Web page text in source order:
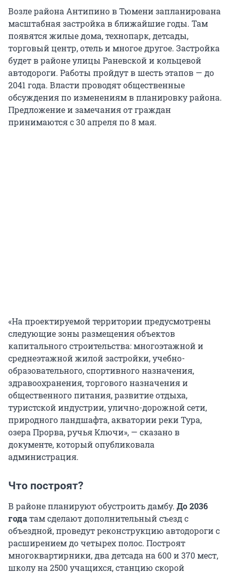
Возле района Антипино в Тюмени запланирована
масштабная застройка в ближайшие годы. Там
появятся жилые дома, технопарк, детсады,
торговый центр, отель и многое другое. Застройка
будет в районе улицы Раневской и кольцевой
автодороги. Работы пройдут в шесть этапов — до
2041 года. Власти проводят общественные
обсуждения по изменениям в планировку района.
Предложение и замечания от граждан
принимаются с 30 апреля по 8 мая.
«На проектируемой территории предусмотрены
следующие зоны размещения объектов
капитального строительства: многоэтажной и
среднеэтажной жилой застройки, учебно-
образовательного, спортивного назначения,
здравоохранения, торгового назначения и
общественного питания, развитие отдыха,
туристской индустрии, улично-дорожной сети,
природного ландшафта, акватории реки Тура,
озера Прорва, ручья Ключи», — сказано в
документе, который опубликовала
администрация.
Что построят?
В районе планируют обустроить дамбу. До 2036
годатам сделают дополнительный съезд с
объездной, проведут реконструкцию автодороги с
расширением до четырех полос. Построят
многоквартирники, два детсада на 600 и 370 мест,
школу на 2500 учащихся, станцию скорой